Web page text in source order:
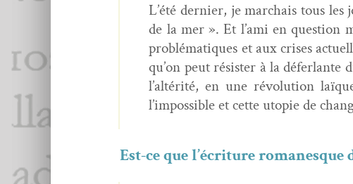
L’été dernier, je mar­chais tous
de la mer ». Et l’ami en ques­tion
prob­lé­ma­tiques et aux crises
qu’on peut résis­ter à la défer­lante
l’altérité, en une révo­lu­tion
l’impossible et cette utopie de
Est-ce que l’écriture